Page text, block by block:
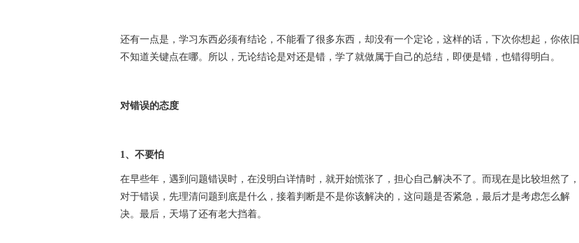
还有一点是，学习东西必须有结论，不能看了很多东西，却没有一个定论，这样的话，下次你想起，你依旧
不知道关键点在哪。所以，无论结论是对还是错，学了就做属于自己的总结，即便是错，也错得明白。
对错误的态度
1、不要怕
在早些年，遇到问题错误时，在没明白详情时，就开始慌张了，担心自己解决不了。而现在是比较坦然了，
对于错误，先理清问题到底是什么，接着判断是不是你该解决的，这问题是否紧急，最后才是考虑怎么解
决。最后，天塌了还有老大挡着。